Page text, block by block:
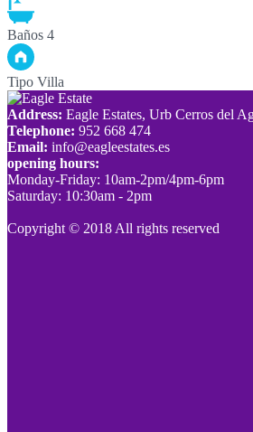
Baños 4
Tipo Villa
Address: Eagle Estates, Urb Cerros del
Telephone: 952 668 474
Email: info@eagleestates.es
opening hours:
Monday-Friday: 10am-2pm/4pm-6pm
Saturday: 10:30am - 2pm
Copyright © 2018 All rights reserved